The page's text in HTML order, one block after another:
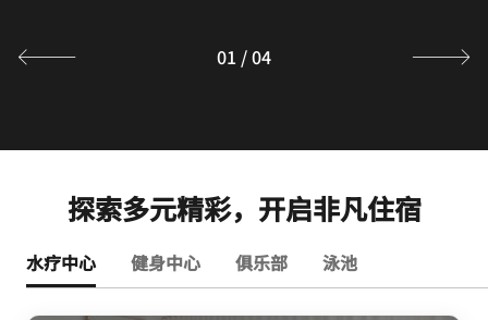
01 /04
探索多元精彩，开启非凡住宿
水疗中心 健身中心 俱乐部 泳池